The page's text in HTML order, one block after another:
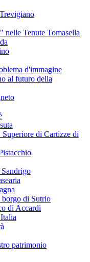
nelle Tenute Tomasella
d'immagine
al futuro della
di Cartizze di
borgo di Sutrio
di Accardi
patrimonio